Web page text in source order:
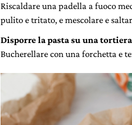
Riscaldare una padella a fuoco
pulito e tritato, e mescolare e
Disporre la pasta su una
Bucherellare con una forchetta e